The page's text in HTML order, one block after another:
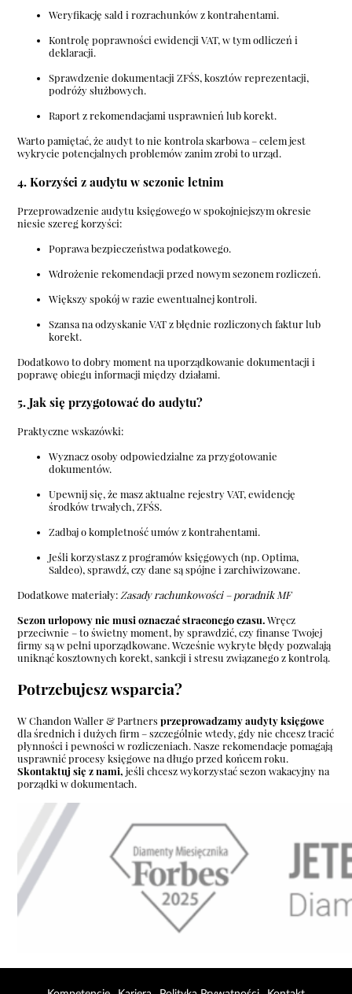
Weryfikację sald i rozrachunków z kontrahentami.
Kontrolę poprawności ewidencji VAT, w tym odliczeń i
deklaracji.
Sprawdzenie dokumentacji ZFŚS, kosztów reprezentacji,
podróży służbowych.
Raport z rekomendacjami usprawnień lub korekt.
Warto pamiętać, że audyt to nie kontrola skarbowa – celem jest
wykrycie potencjalnych problemów zanim zrobi to urząd.
4. Korzyści z audytu w sezonie letnim
Przeprowadzenie audytu księgowego w spokojniejszym okresie
niesie szereg korzyści:
Poprawa bezpieczeństwa podatkowego.
Wdrożenie rekomendacji przed nowym sezonem rozliczeń.
Większy spokój w razie ewentualnej kontroli.
Szansa na odzyskanie VAT z błędnie rozliczonych faktur lub
korekt.
Dodatkowo to dobry moment na uporządkowanie dokumentacji i
poprawę obiegu informacji między działami.
5. Jak się przygotować do audytu?
Praktyczne wskazówki:
Wyznacz osoby odpowiedzialne za przygotowanie
dokumentów.
Upewnij się, że masz aktualne rejestry VAT, ewidencję
środków trwałych, ZFŚS.
Zadbaj o kompletność umów z kontrahentami.
Jeśli korzystasz z programów księgowych (np. Optima,
Saldeo), sprawdź, czy dane są spójne i zarchiwizowane.
Dodatkowe materiały: Zasady rachunkowości – poradnik MF
Sezon urlopowy nie musi oznaczać straconego czasu.Wręcz
przeciwnie – to świetny moment, by sprawdzić, czy finanse Twojej
firmy są w pełni uporządkowane. Wcześnie wykryte błędy pozwalają
uniknąć kosztownych korekt, sankcji i stresu związanego z kontrolą.
Potrzebujesz wsparcia?
W Chandon Waller & Partners przeprowadzamy audyty księgowe
dla średnich i dużych firm – szczególnie wtedy, gdy nie chcesz tracić
płynności i pewności w rozliczeniach. Nasze rekomendacje pomagają
usprawnić procesy księgowe na długo przed końcem roku.
Skontaktuj się z nami, jeśli chcesz wykorzystać sezon wakacyjny na
porządki w dokumentach.